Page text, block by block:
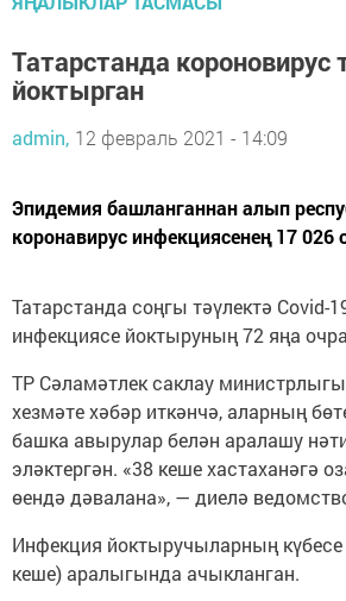
Татарстанда
йоктырган
admin, 12 февраль 2021 - 14:09
Эпидемия башланганнан алып
коронавирус инфекциясенең 17 026
Татарстанда соңгы тәүлектә Covid-
инфекциясе йоктыруның 72 яңа
ТР Сәламәтлек саклау
хезмәте хәбәр иткәнчә, аларның
башка авырулар белән аралашу
эләктергән. «38 кеше хастаханәгә
өендә дәвалана», — диелә
Инфекция йоктыручыларның
кеше) аралыгында ачыкланган.